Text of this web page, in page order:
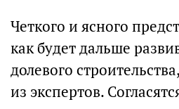
Четкого и ясного
как будет дальше
долевого
из экспертов.